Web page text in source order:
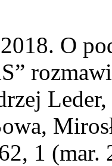
O
1 (mar.